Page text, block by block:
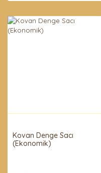
Kovan Denge Sacı
(Ekonomik)